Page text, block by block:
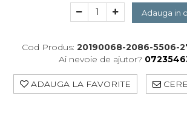
Adauga in
Cod Produs: 20190068-2086-5506-
Ai nevoie de ajutor?
ADAUGA LA FAVORITE